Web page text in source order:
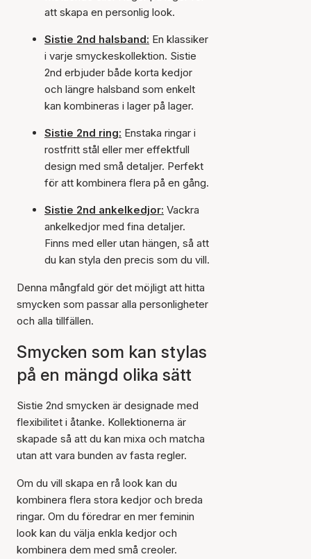
att skapa en personlig look.
Sistie 2nd halsband: En klassiker
i varje smyckeskollektion. Sistie
2nd erbjuder både korta kedjor
och längre halsband som enkelt
kan kombineras i lager på lager.
Sistie 2nd ring: Enstaka ringar i
rostfritt stål eller mer effektfull
design med små detaljer. Perfekt
för att kombinera flera på en gång.
Sistie 2nd ankelkedjor: Vackra
ankelkedjor med fina detaljer.
Finns med eller utan hängen, så att
du kan styla den precis som du vill.
Denna mångfald gör det möjligt att hitta
smycken som passar alla personligheter
och alla tillfällen.
Smycken som kan stylas
på en mängd olika sätt
Sistie 2nd smycken är designade med
flexibilitet i åtanke. Kollektionerna är
skapade så att du kan mixa och matcha
utan att vara bunden av fasta regler.
Om du vill skapa en rå look kan du
kombinera flera stora kedjor och breda
ringar. Om du föredrar en mer feminin
look kan du välja enkla kedjor och
kombinera dem med små creoler.